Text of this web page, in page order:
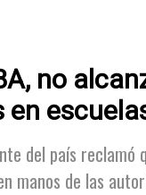
no
en
del país
manos de las